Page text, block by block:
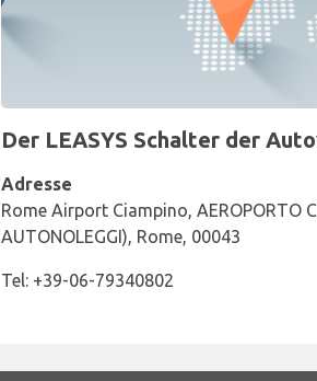
Der LEASYS Schalter der
Adresse
Rome Airport Ciampino, AEROPORTO
AUTONOLEGGI), Rome, 00043
Tel: +39-06-79340802